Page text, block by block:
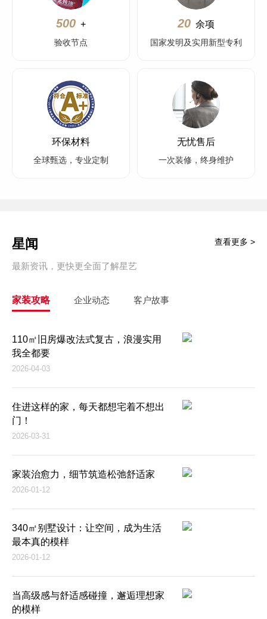
500 +
验收节点
20 余项
国家发明及实用新型专利
环保材料
全球甄选，专业定制
无忧售后
一次装修，终身维护
星闻
最新资讯，更快更全面了解星艺
查看更多 >
家装攻略 企业动态 客户故事
110㎡旧房爆改法式复古，浪漫实用
我全都要
2026-04-03
住进这样的家，每天都想宅着不想出
门！
2026-03-31
家装治愈力，细节筑造松弛舒适家
2026-01-12
340㎡别墅设计：让空间，成为生活
最本真的模样
2026-01-12
当高级感与舒适感碰撞，邂逅理想家
的模样